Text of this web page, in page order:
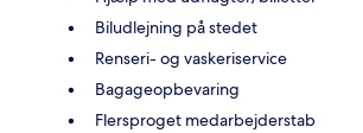
Biludlejning på stedet
Renseri- og vaskeriservice
Bagageopbevaring
Flersproget medarbejderstab